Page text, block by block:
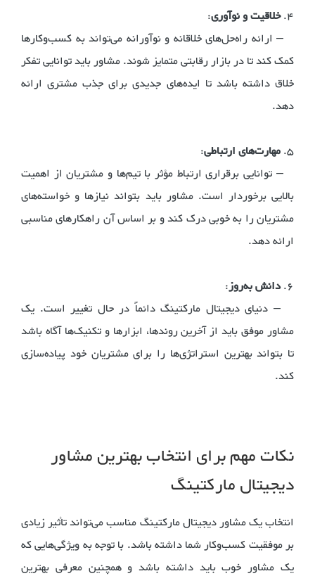
4. خلاقیت و نوآوری:
– ارائه راه‌حل‌های خلاقانه و نوآورانه می‌تواند به کسب‌وکارها
کمک کند تا در بازار رقابتی متمایز شوند. مشاور باید توانایی تفکر
خلاق داشته باشد تا ایده‌های جدیدی برای جذب مشتری ارائه
دهد.
5. مهارت‌های ارتباطی:
– توانایی برقراری ارتباط مؤثر با تیم‌ها و مشتریان از اهمیت
بالایی برخوردار است. مشاور باید بتواند نیازها و خواسته‌های
مشتریان را به خوبی درک کند و بر اساس آن راهکارهای مناسبی
ارائه دهد.
6. دانش به‌روز:
– دنیای دیجیتال مارکتینگ دائماً در حال تغییر است. یک
مشاور موفق باید از آخرین روندها، ابزارها و تکنیک‌ها آگاه باشد
تا بتواند بهترین استراتژی‌ها را برای مشتریان خود پیاده‌سازی
کند.
نکات مهم برای انتخاب بهترین مشاور
دیجیتال مارکتینگ
انتخاب یک مشاور دیجیتال مارکتینگ مناسب می‌تواند تأثیر زیادی
بر موفقیت کسب‌وکار شما داشته باشد. با توجه به ویژگی‌هایی که
یک مشاور خوب باید داشته باشد و همچنین معرفی بهترین